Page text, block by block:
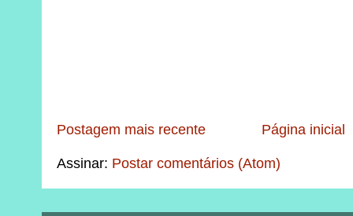
Postagem mais recente Página inicial
Assinar: Postar comentários (Atom)